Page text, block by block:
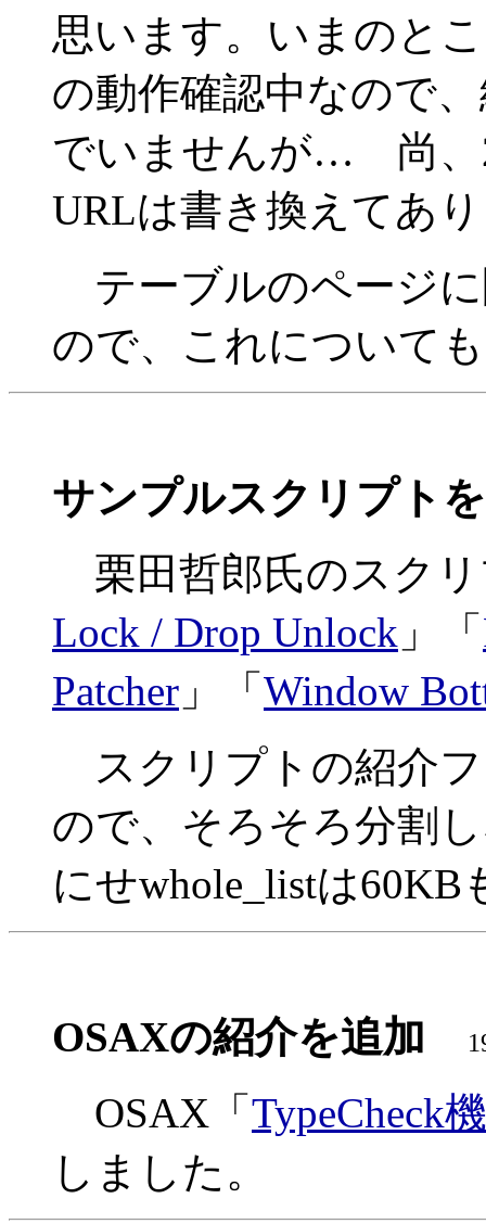
思います。いまのと
の動作確認中なので
でいませんが… 尚、
URLは書き換えてあ
テーブルのページ
ので、これについて
サンプルスクリプト
栗田哲郎氏のスク
Lock / Drop Unlock 」「
Patcher 」「 Window
スクリプトの紹介
ので、そろそろ分割
にせwhole_listは60KB
OSAXの紹介を追加
OSAX「 TypeCheck
しました。